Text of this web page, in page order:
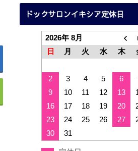
ドックサロンイキシア定休日
2026年 8月
日
月 火 水 木
2
3 4 5 6
9
10 11 12 13
16
17 18 19 20
23
24 25 26 27
30
31